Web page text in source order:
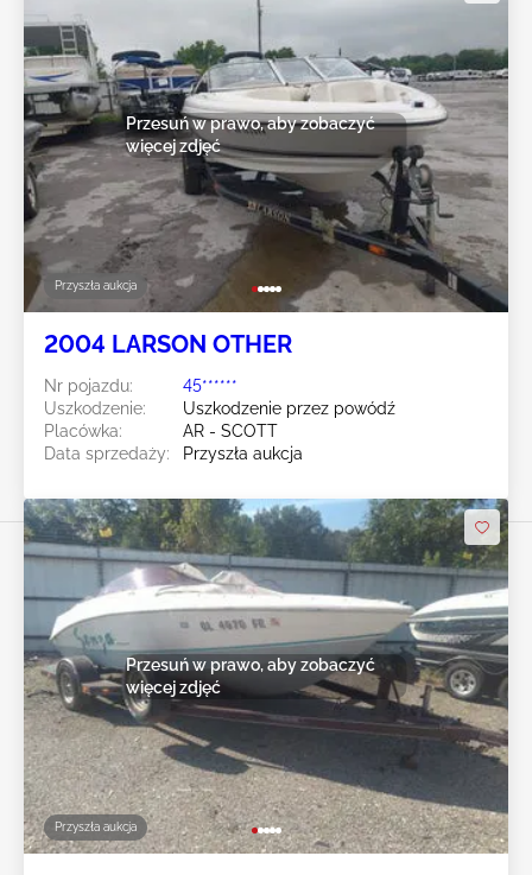
Przyszła aukcja
Przesuń w prawo, aby zobaczyć
więcej zdjęć
2004 LARSON OTHER
Nr pojazdu:
45******
Uszkodzenie:
Uszkodzenie przez powódź
Placówka:
AR - SCOTT
Data sprzedaży:
Przyszła aukcja
Przyszła aukcja
Przesuń w prawo, aby zobaczyć
więcej zdjęć